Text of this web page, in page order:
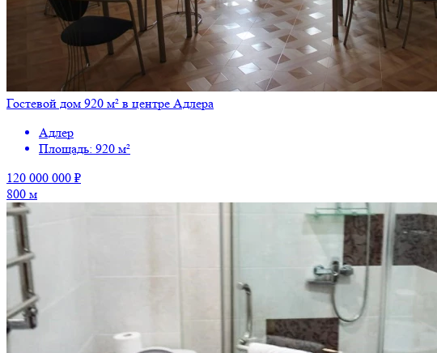
Гостевой дом 920 м² в центре Адлера
Адлер
Площадь: 920 м²
120 000 000 ₽
800 м